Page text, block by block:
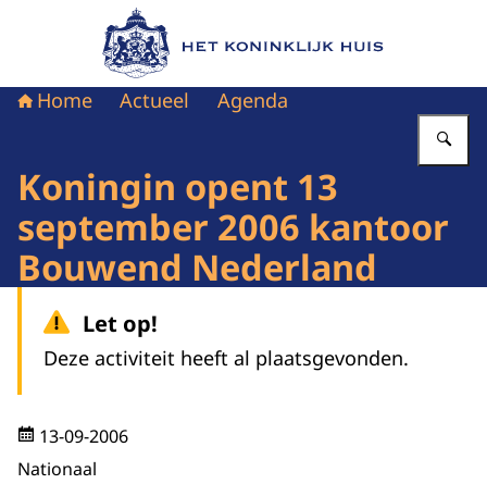
Naar de homepage van Het Koninklijk Huis
Home Actueel Agenda
Koningin opent 13
september 2006 kantoor
Bouwend Nederland
Let op!
Deze activiteit heeft al plaatsgevonden.
13-09-2006
Nationaal